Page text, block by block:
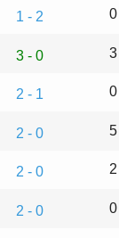
1 - 2
3 - 0
2 - 1
2 - 0
2 - 0
2 - 0